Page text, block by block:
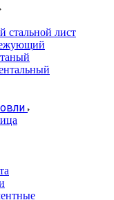
стальной лист